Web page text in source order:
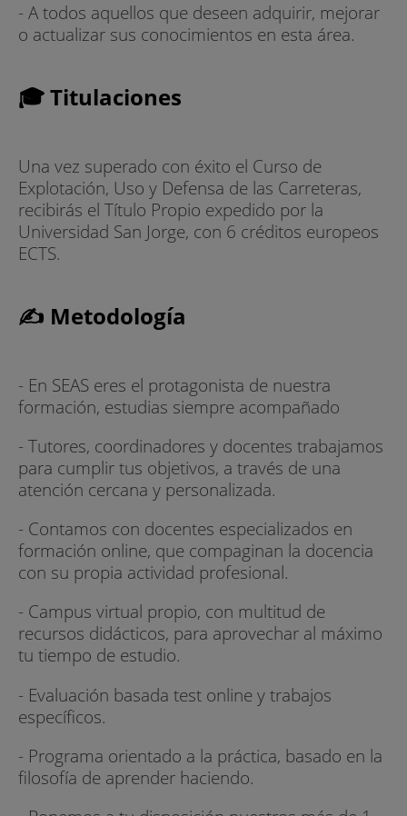
- A todos aquellos que deseen adquirir, mejorar
o actualizar sus conocimientos en esta área.
🎓 Titulaciones
Una vez superado con éxito el Curso de
Explotación, Uso y Defensa de las Carreteras,
recibirás el Título Propio expedido por la
Universidad San Jorge, con 6 créditos europeos
ECTS.
✍ Metodología
- En SEAS eres el protagonista de nuestra
formación, estudias siempre acompañado
- Tutores, coordinadores y docentes trabajamos
para cumplir tus objetivos, a través de una
atención cercana y personalizada.
- Contamos con docentes especializados en
formación online, que compaginan la docencia
con su propia actividad profesional.
- Campus virtual propio, con multitud de
recursos didácticos, para aprovechar al máximo
tu tiempo de estudio.
- Evaluación basada test online y trabajos
específicos.
- Programa orientado a la práctica, basado en la
filosofía de aprender haciendo.